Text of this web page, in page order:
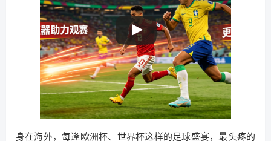
身在海外，每逢欧洲杯、世界杯这样的足球盛宴，最头疼的